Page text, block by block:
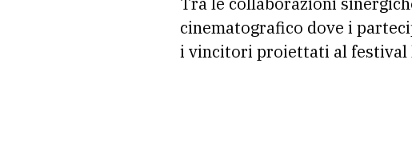
cinematografico dove i
i vincitori proiettati al festival